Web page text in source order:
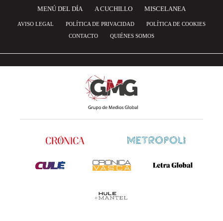
MENÚ DEL DÍA
A CUCHILLO MISCELANEA
AVISO LEGAL POLÍTICA DE PRIVACIDAD
POLÍTICA DE COOKIES
CONTACTO
QUIÉNES SOMOS